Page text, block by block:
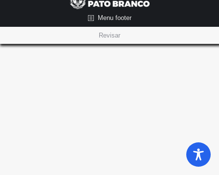
Menu footer
Revisar